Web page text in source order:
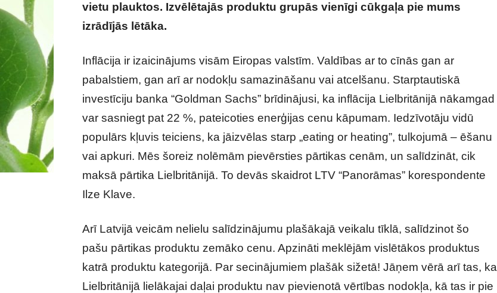
vietu plauktos. Izvēlētajās produktu grupās vienīgi cūkgaļa pie mums
izrādījās lētāka.
Inflācija ir izaicinājums visām Eiropas valstīm. Valdības ar to cīnās gan ar
pabalstiem, gan arī ar nodokļu samazināšanu vai atcelšanu. Starptautiskā
investīciju banka “Goldman Sachs” brīdinājusi, ka inflācija Lielbritānijā nākamgad
var sasniegt pat 22 %, pateicoties enerģijas cenu kāpumam. Iedzīvotāju vidū
populārs kļuvis teiciens, ka jāizvēlas starp „eating or heating”, tulkojumā – ēšanu
vai apkuri. Mēs šoreiz nolēmām pievērsties pārtikas cenām, un salīdzināt, cik
maksā pārtika Lielbritānijā. To devās skaidrot LTV “Panorāmas” korespondente
Ilze Klave.
Arī Latvijā veicām nelielu salīdzinājumu plašākajā veikalu tīklā, salīdzinot šo
pašu pārtikas produktu zemāko cenu. Apzināti meklējām vislētākos produktus
katrā produktu kategorijā. Par secinājumiem plašāk sižetā! Jāņem vērā arī tas, ka
Lielbritānijā lielākajai daļai produktu nav pievienotā vērtības nodokļa, kā tas ir pie